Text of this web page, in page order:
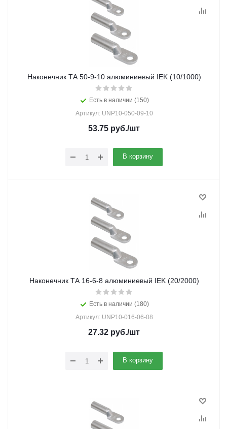
Наконечник ТА 50-9-10 алюминиевый IEK (10/1000)
Есть в наличии (150)
Артикул: UNP10-050-09-10
53.75 руб./шт
В корзину
Наконечник ТА 16-6-8 алюминиевый IEK (20/2000)
Есть в наличии (180)
Артикул: UNP10-016-06-08
27.32 руб./шт
В корзину